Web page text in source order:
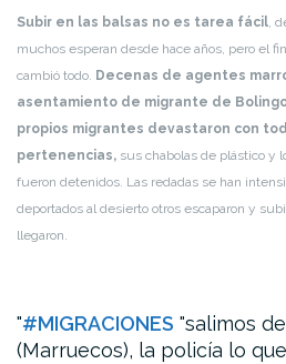
Subir en las balsas no es tarea fácil,
muchos esperan desde hace años, pero el
cambió todo. Decenas de agentes
asentamiento de migrante de
propios migrantes devastaron con
pertenencias, sus chabolas de plástico y
fueron detenidos. Las redadas se han
deportados al desierto otros escaparon y
llegaron.
#MIGRACIONES "salimos
(Marruecos), la policía lo